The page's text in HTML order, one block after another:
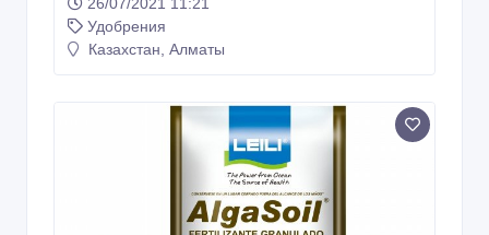
Удобрения
Казахстан, Алматы